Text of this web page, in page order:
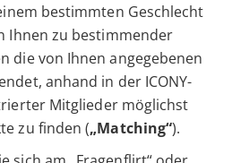
bestimmten Geschlecht
Ihnen zu bestimmender
die von Ihnen angegebenen
anhand in der ICONY-
Mitglieder möglichst
zu finden („Matching“).